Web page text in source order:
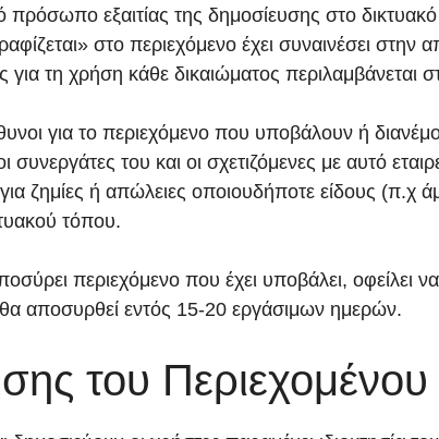
εξαιτίας της δημοσίευσης στο
στο περιεχόμενο έχει συναινέσει στην
για τη χρήση κάθε δικαιώματος περιλαμβάνεται
για το περιεχόμενο που υποβάλουν ή
συνεργάτες του και οι σχετιζόμενες με αυτό
ζημίες ή απώλειες οποιουδήποτε είδους (π.χ
τόπου.
περιεχόμενο που έχει υποβάλει,
αποσυρθεί εντός 15-20 εργάσιμων ημερών.
του Περιεχομένου